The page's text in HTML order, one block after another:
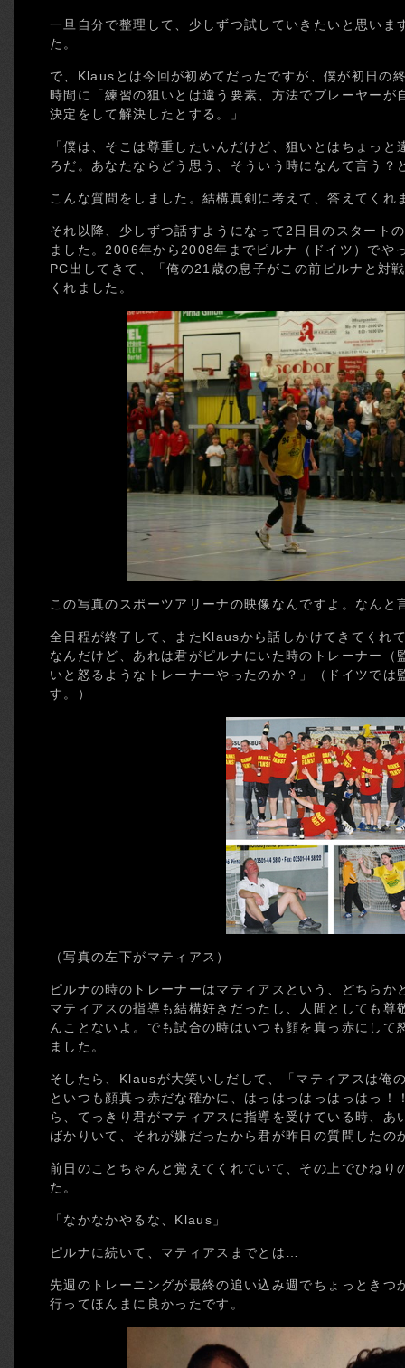
一旦自分で整理して、少しずつ試していきたいと思いま
た。
で、Klausとは今回が初めてだったですが、僕が初日の
時間に「練習の狙いとは違う要素、方法でプレーヤーが
決定をして解決したとする。」
「僕は、そこは尊重したいんだけど、狙いとはちょっ
ろだ。あなたならどう思う、そういう時になんて言う？
こんな質問をしました。結構真剣に考えて、答えてくれ
それ以降、少しずつ話すようになって2日目のスタート
ました。2006年から2008年までピルナ（ドイツ）でや
PC出してきて、「俺の21歳の息子がこの前ピルナと対
くれました。
この写真のスポーツアリーナの映像なんですよ。なんと
全日程が終了して、またKlausから話しかけてきてくれ
なんだけど、あれは君がピルナにいた時のトレーナー（
いと怒るようなトレーナーやったのか？」（ドイツでは
す。）
（写真の左下がマティアス）
ピルナの時のトレーナーはマティアスという、どちらか
マティアスの指導も結構好きだったし、人間としても尊
んことないよ。でも試合の時はいつも顔を真っ赤にし
ました。
そしたら、Klausが大笑いしだして、「マティアスは俺
といつも顔真っ赤だな確かに、はっはっはっはっはっ！
ら、てっきり君がマティアスに指導を受けている時、あ
ばかりいて、それが嫌だったから君が昨日の質問したの
前日のことちゃんと覚えてくれていて、その上でひねり
た。
「なかなかやるな、Klaus」
ピルナに続いて、マティアスまでとは…
先週のトレーニングが最終の追い込み週でちょっときつ
行ってほんまに良かったです。